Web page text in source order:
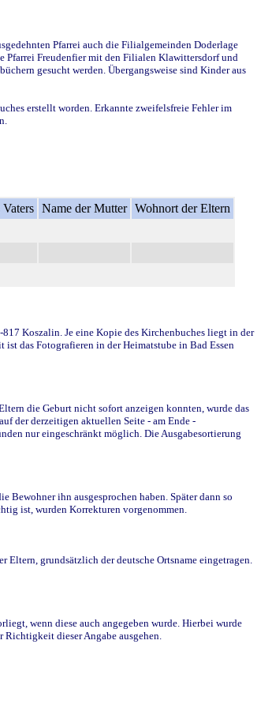
Pfarrei auch die Filialgemeinden Doderlage
Pfarrei Freudenfier mit den Filialen Klawittersdorf und
gesucht werden. Übergangsweise sind Kinder aus
erstellt worden. Erkannte zweifelsfreie Fehler im
Name der Mutter Wohnort der Eltern
Koszalin. Je eine Kopie des Kirchenbuches liegt in der
das Fotografieren in der Heimatstube in Bad Essen
die Geburt nicht sofort anzeigen konnten, wurde das
der derzeitigen aktuellen Seite - am Ende -
nur eingeschränkt möglich. Die Ausgabesortierung
Bewohner ihn ausgesprochen haben. Später dann so
ist, wurden Korrekturen vorgenommen.
grundsätzlich der deutsche Ortsname eingetragen.
wenn diese auch angegeben wurde. Hierbei wurde
dieser Angabe ausgehen.